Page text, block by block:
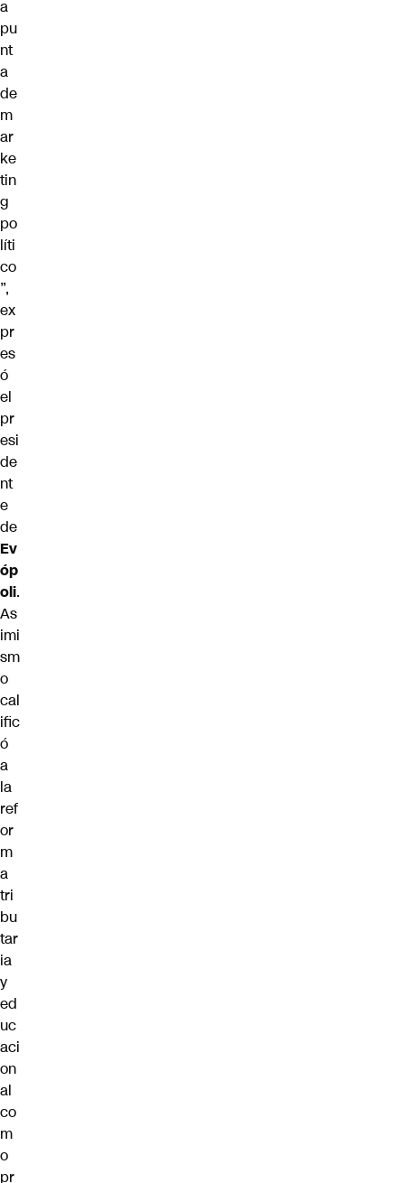
a
pu
nt
a
de
m
ar
ke
tin
g
po
líti
co
”,
ex
pr
es
ó
el
pr
esi
de
nt
e
de
Ev
óp
oli.
As
imi
sm
o
cal
ific
ó
a
la
ref
or
m
a
tri
bu
tar
ia
y
ed
uc
aci
on
al
co
m
o
pr